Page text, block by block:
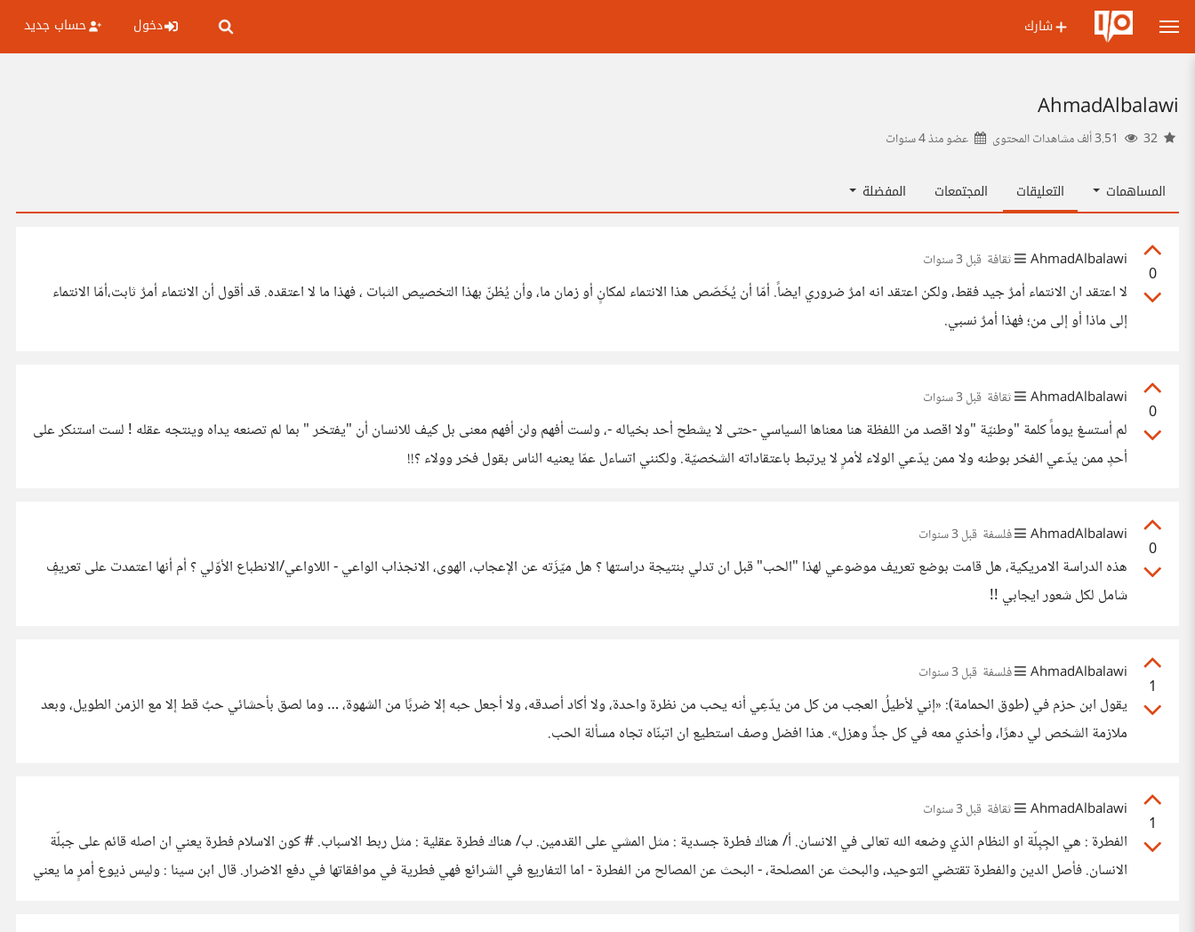
شارك دخول حساب جديد
AhmadAlbalawi
عضو منذ4 سنوات
المساهمات التعليقات المجتمعات المفضلة
0
AhmadAlbalawi ثقافة قبل 3 سنوات
لا اعتقد ان الانتماء أمرٌ جيد فقط، ولكن اعتقد انه امرٌ ضروري ايضاً. أمّا أن يُخَصّص هذا الانتماء لمكانٍ أو زمان ما، وأن يُظنّ بهذا التخصيص الثبات ، فهذا ما لا اعتقده. قد أقول أن الانتماء أمرٌ ثابت،أمّا الانتماء
إلى ماذا أو إلى من؛ فهذا أمرٌ نسبي.
0
AhmadAlbalawi ثقافة قبل 3 سنوات
لم أستسغ يوماً كلمة "وطنيّة "ولا اقصد من اللفظة هنا معناها السياسي -حتى لا يشطح أحد بخياله -، ولست أفهم ولن أفهم معنى بل كيف للانسان أن "يفتخر " بما لم تصنعه يداه وينتجه عقله ! لست استنكر على
أحدٍ ممن يدّعي الفخر بوطنه ولا ممن يدّعي الولاء لأمرٍ لا يرتبط باعتقاداته الشخصيّة. ولكنني اتساءل عمّا يعنيه الناس بقول فخر وولاء ؟!!
0
AhmadAlbalawi فلسفة قبل 3 سنوات
هذه الدراسة الامريكية، هل قامت بوضع تعريف موضوعي لهذا "الحب" قبل ان تدلي بنتيجة دراستها ؟ هل ميّزَته عن الإعجاب، الهوى، الانجذاب الواعي - اللاواعي/الانطباع الأوّلي ؟ أم أنها اعتمدت على تعريفٍ
شامل لكل شعور ايجابي !!
1
AhmadAlbalawi فلسفة قبل 3 سنوات
يقول ابن حزم في (طوق الحمامة): «إني لأطيلُ العجب من كل من يدّعِي أنه يحب من نظرة واحدة، ولا أكاد أصدقه، ولا أجعل حبه إلا ضربًا من الشهوة، … وما لصق بأحشائي حبٌ قط إلا مع الزمن الطويل، وبعد
ملازمة الشخص لي دهرًا، وأخذي معه في كل جدٍّ وهزل». هذا افضل وصف استطيع ان اتبنّاه تجاه مسألة الحب.
1
AhmadAlbalawi ثقافة قبل 3 سنوات
الفطرة : هي الجِبِلّة او النظام الذي وضعه الله تعالى في الانسان. أ/ هناك فطرة جسدية : مثل المشي على القدمين. ب/ هناك فطرة عقلية : مثل ربط الاسباب. # كون الاسلام فطرة يعني ان اصله قائم على جبلّة
الانسان. فأصل الدين والفطرة تقتضي التوحيد، والبحث عن المصلحة، - البحث عن المصالح من الفطرة - اما التفاريع في الشرائع فهي فطرية في موافقاتها في دفع الاضرار. قال ابن سينا : وليس ذيوع أمرٍ ما يعني